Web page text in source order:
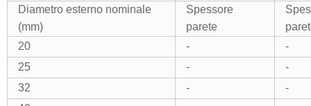
Diametro esterno nominale
(mm)
Spessore
parete
20
-
-
25
-
-
32
-
-